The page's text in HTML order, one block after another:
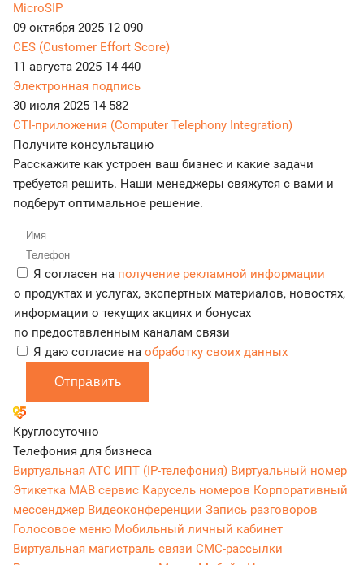
MicroSIP
09 октября 2025 12 090
CES (Customer Effort Score)
11 августа 2025 14 440
Электронная подпись
30 июля 2025 14 582
CTI-приложения (Computer Telephony Integration)
Получите консультацию
Расскажите как устроен ваш бизнес и какие задачи
требуется решить. Наши менеджеры свяжутся с вами и
подберут оптимальное решение.
Я согласен на получение рекламной информации
о продуктах и услугах, экспертных материалов, новостях,
информации о текущих акциях и бонусах
по предоставленным каналам связи
Я даю согласие на обработку своих данных
Отправить
Круглосуточно
Телефония для бизнеса
Виртуальная АТС ИПТ (IP-телефония) Виртуальный номер
Этикетка МАВ сервис Карусель номеров Корпоративный
мессенджер Видеоконференции Запись разговоров
Голосовое меню Мобильный личный кабинет
Виртуальная магистраль связи СМС-рассылки